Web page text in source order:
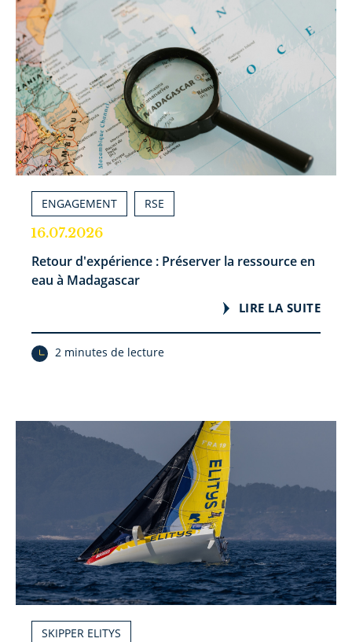
ENGAGEMENT RSE
16.07.2026
Retour d'expérience : Préserver la ressource en
eau à Madagascar
LIRE LA SUITE
2 minutes de lecture
SKIPPER ELITYS